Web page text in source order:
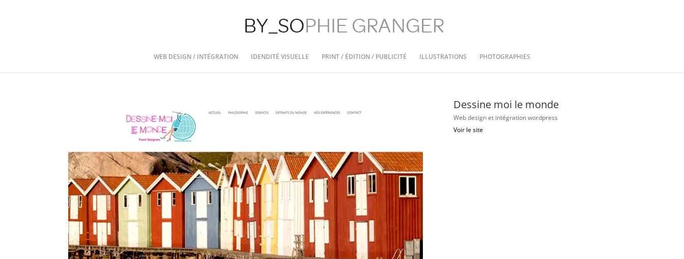
WEB DESIGN / INTÉGRATION IDENDITÉ VISUELLE PRINT / ÉDITION / PUBLICITÉ ILLUSTRATIONS PHOTOGRAPHIES
Dessine moi le monde
Web design et intégration wordpress
Voir le site